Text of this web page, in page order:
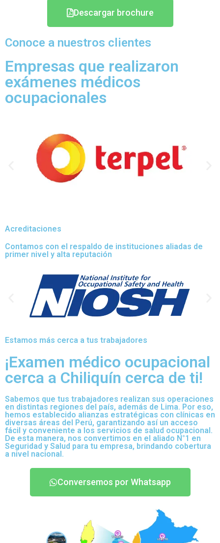
Descargar brochure
Conoce a nuestros clientes
Empresas que realizaron
exámenes médicos
ocupacionales
Acreditaciones
Contamos con el respaldo de instituciones aliadas de
primer nivel y alta reputación
Estamos más cerca a tus trabajadores
¡Examen médico ocupacional
cerca a Chiliquín cerca de ti!
Sabemos que tus trabajadores realizan sus operaciones
en distintas regiones del país, además de Lima. Por eso,
hemos establecido alianzas estratégicas con clínicas en
diversas áreas del Perú, garantizando así un acceso
fácil y conveniente a los servicios de salud ocupacional.
De esta manera, nos convertimos en el aliado N°1 en
Seguridad y Salud para tu empresa, brindando cobertura
a nivel nacional.
Conversemos por Whatsapp